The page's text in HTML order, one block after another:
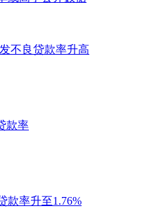
不良贷款率升高
款率
款率升至1.76%